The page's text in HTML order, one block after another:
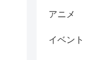
アニメ
イベント